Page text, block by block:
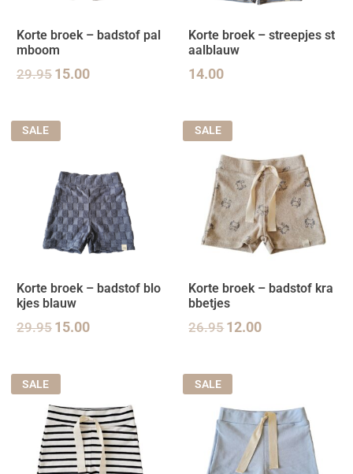
Korte broek – badstof pal
mboom
29.95 15.00
Korte broek – streepjes st
aalblauw
14.00
SALE
Korte broek – badstof blo
kjes blauw
29.95 15.00
SALE
Korte broek – badstof kra
bbetjes
26.9512.00
SALE SALE